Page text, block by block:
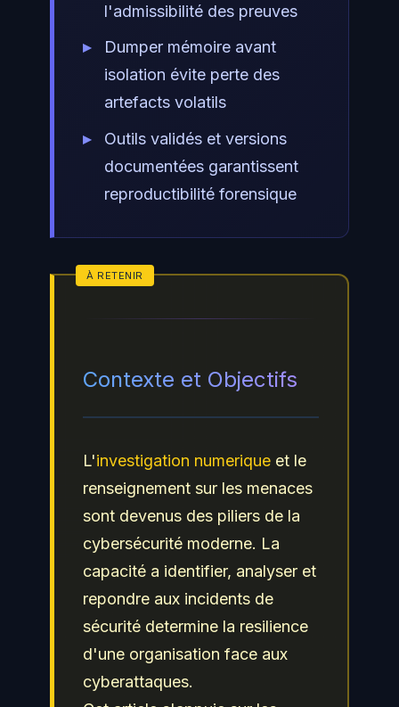
l'admissibilité des preuves
Dumper mémoire avant
isolation évite perte des
artefacts volatils
Outils validés et versions
documentées garantissent
reproductibilité forensique
Contexte et Objectifs
L'investigation numerique et le
renseignement sur les menaces
sont devenus des piliers de la
cybersécurité moderne. La
capacité a identifier, analyser et
repondre aux incidents de
sécurité determine la resilience
d'une organisation face aux
cyberattaques.